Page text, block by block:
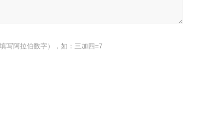
写阿拉伯数字），如：三加四=7